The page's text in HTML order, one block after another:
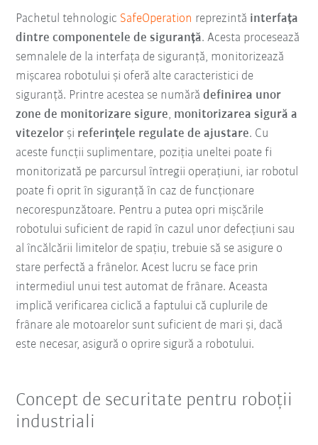
Pachetul tehnologic SafeOperation reprezintă interfața
dintre componentele de siguranță. Acesta procesează
semnalele de la interfața de siguranță, monitorizează
mișcarea robotului și oferă alte caracteristici de
siguranță. Printre acestea se numără definirea unor
zone de monitorizare sigure, monitorizarea sigură a
vitezelor și referințele regulate de ajustare. Cu
aceste funcții suplimentare, poziția uneltei poate fi
monitorizată pe parcursul întregii operațiuni, iar robotul
poate fi oprit în siguranță în caz de funcționare
necorespunzătoare. Pentru a putea opri mișcările
robotului suficient de rapid în cazul unor defecțiuni sau
al încălcării limitelor de spațiu, trebuie să se asigure o
stare perfectă a frânelor. Acest lucru se face prin
intermediul unui test automat de frânare. Aceasta
implică verificarea ciclică a faptului că cuplurile de
frânare ale motoarelor sunt suficient de mari și, dacă
este necesar, asigură o oprire sigură a robotului.
Concept de securitate pentru roboții
industriali